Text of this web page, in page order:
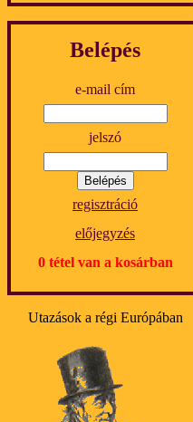
Belépés
e-mail cím
jelszó
regisztráció
előjegyzés
0 tétel van a kosárban
Utazások a régi Európában